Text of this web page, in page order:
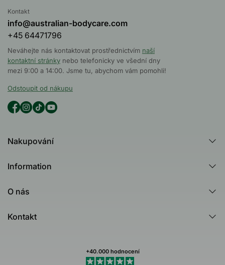
Nakupování
Information
O nás
Kontakt
Můj profil (Stav objednávky)
Kontakt
info@australian-bodycare.com
+45 64471796
Neváhejte nás kontaktovat prostřednictvím naší
kontaktní stránky nebo telefonicky ve všední dny
mezi 9:00 a 14:00. Jsme tu, abychom vám pomohli!
Odstoupit od nákupu
+40.000 hodnocení